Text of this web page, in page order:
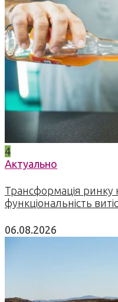
4
Актуально
Трансформація ринку
функціональність
06.08.2026